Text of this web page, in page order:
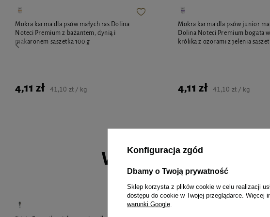
Mokra karma dla psów małych ras Dolina
Noteci Premium z bażantem, dynią i
makaronem saszetka 100 g
4,11 zł 41,10 zł / kg
Mokra karma dla psów junior
Dolina Noteci Premium bogata
królika z ozorami z jelenia
4,11 zł 41,10 zł / kg
Wybrane
Konfiguracja zgód
Dbamy o Twoją prywatność
Sklep korzysta z plików cookie w celu realizacji
dostępu do cookie w Twojej przeglądarce.
warunki Google